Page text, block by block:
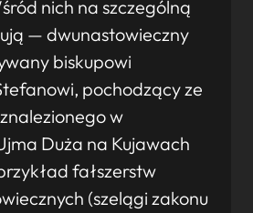
nich na szczególną
— dwunastowieczny
biskupowi
pochodzący ze
w
Duża na Kujawach
fałszerstw
(szelągi zakonu